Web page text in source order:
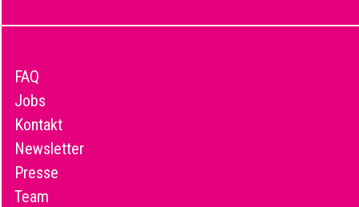
FAQ
Jobs
Kontakt
Newsletter
Presse
Team